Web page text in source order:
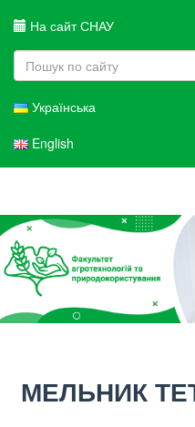
На сайт СНАУ
Українська
English
МЕЛЬНИК